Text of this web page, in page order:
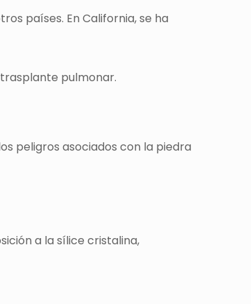
países. En California, se ha
pulmonar.
peligros asociados con la piedra
a la sílice cristalina,